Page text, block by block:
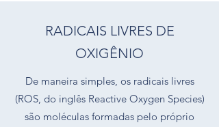
RADICAIS LIVRES DE
OXIGÊNIO
De maneira simples, os radicais livres
(ROS, do inglês Reactive Oxygen Species)
são moléculas formadas pelo próprio